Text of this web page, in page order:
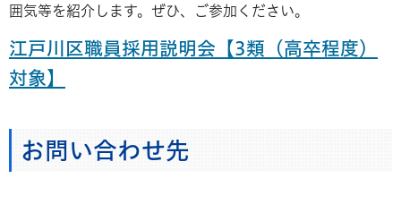
囲気等を紹介します。ぜひ、ご参加ください。
江戸川区職員採用説明会【3類（高卒程度）
対象】
お問い合わせ先